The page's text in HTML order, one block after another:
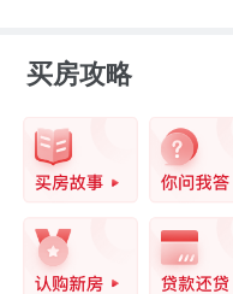
对于顶豪住宅而
点，历经岁月仍
内在品质的终极
因此豪宅的雕刻
买房攻略